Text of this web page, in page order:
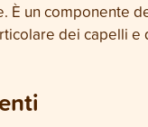
È un componente
dei capelli e